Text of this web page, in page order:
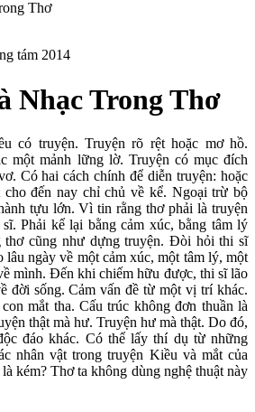
Thơ
tám 2014
Nhạc Trong Thơ
có truyện. Truyện rõ rệt hoặc mơ hồ.
một mảnh lững lờ. Truyện có mục đích
Có hai cách chính để diễn truyện: hoặc
đến nay chỉ chủ về kể. Ngoại trừ bộ
tựu lớn. Vì tin rằng thơ phải là truyện
Phải kể lại bằng cảm xúc, bằng tâm lý
thơ cũng như dựng truyện. Đòi hỏi thi sĩ
lâu ngày về một cảm xúc, một tâm lý, một
mình. Đến khi chiếm hữu được, thi sĩ lão
đời sống. Cảm vấn đề từ một vị trí khác.
mắt tha. Cấu trúc không đơn thuần là
thật mà hư. Truyện hư mà thật. Do đó,
đáo khác. Có thể lấy thí dụ từ những
nhân vật trong truyện Kiều và mắt của
kém? Thơ ta không dùng nghệ thuật này